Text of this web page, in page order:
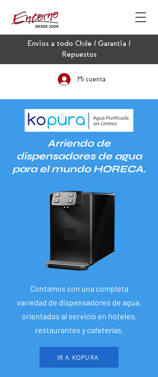
Envíos a todo Chile / Garantía /
Repuestos
Mi cuenta
Arriendo de
dispensadores de agua
para el mundo HORECA.
Contamos con una completa
variedad de dispensadores de agua,
orientados al servicio en hoteles,
restaurantes y cafeterías.
IR A KOPURA